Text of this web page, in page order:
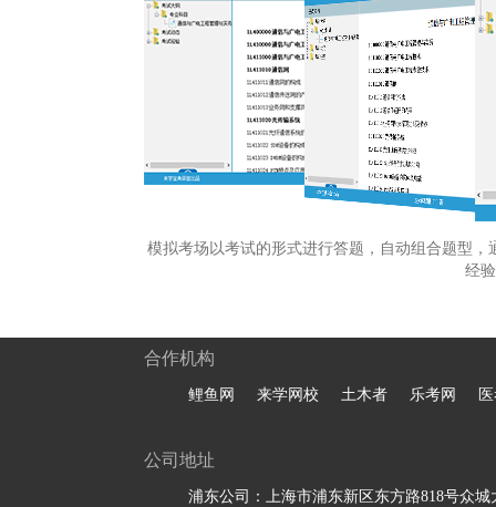
模拟考场以考试的形式进行答题，自动组合题型
经
合作机构
鲤鱼网 来学网校 土木者 乐考网
公司地址
浦东公司：上海市浦东新区东方路818号众城